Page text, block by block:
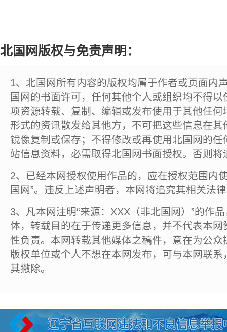
北国网版权与免责声明：
1、北国网所有内容的版权均属于作者或页面内
国网的书面许可，任何其他个人或组织均不得
项资源转载、复制、编辑或发布使用于其他任
形式的资讯散发给其他方，不可把这些信息在
镜像复制或保存；不得修改或再使用北国网的
站信息资料，必需取得北国网书面授权。否则将
2、已经本网授权使用作品的，应在授权范围内
国网”。违反上述声明者，本网将追究其相关法
3、凡本网注明“来源：XXX（非北国网）”的作
体，转载目的在于传递更多信息，并不代表本
性负责。本网转载其他媒体之稿件，意在为公
版权单位或个人不想在本网发布，可与本网联
其撤除。